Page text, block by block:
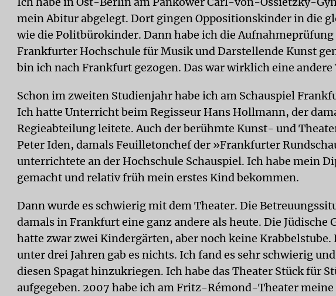
mein Abitur abgelegt. Dort gingen Oppositionskinder in die
wie die Politbürokinder. Dann habe ich die Aufnahmeprüfung
Frankfurter Hochschule für Musik und Darstellende Kunst
bin ich nach Frankfurt gezogen. Das war wirklich eine andere
Schon im zweiten Studienjahr habe ich am Schauspiel
Ich hatte Unterricht beim Regisseur Hans Hollmann, der
Regieabteilung leitete. Auch der berühmte Kunst- und
Peter Iden, damals Feuilletonchef der »Frankfurter
unterrichtete an der Hochschule Schauspiel. Ich habe mein
gemacht und relativ früh mein erstes Kind bekommen.
Dann wurde es schwierig mit dem Theater. Die
damals in Frankfurt eine ganz andere als heute. Die Jüdische
hatte zwar zwei Kindergärten, aber noch keine Krabbelstube.
unter drei Jahren gab es nichts. Ich fand es sehr schwierig
diesen Spagat hinzukriegen. Ich habe das Theater Stück für
aufgegeben. 2007 habe ich am Fritz-Rémond-Theater